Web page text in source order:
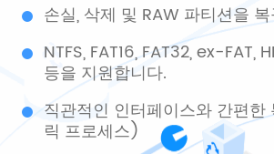
손실, 삭제 및 RAW 파티션을
NTFS, FAT16, FAT32, ex-FAT,
등을 지원합니다.
직관적인 인터페이스와 간편
릭 프로세스)